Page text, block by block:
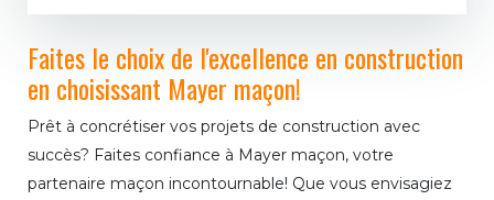
Faites le choix de l'excellence en construction
en choisissant Mayer maçon!
Prêt à concrétiser vos projets de construction avec
succès? Faites confiance à Mayer maçon, votre
partenaire maçon incontournable! Que vous envisagiez